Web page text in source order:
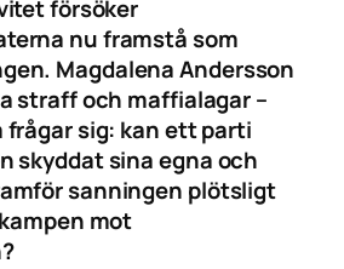
försöker
nu framstå som
Magdalena Andersson
straff och maffialagar –
sig: kan ett parti
skyddat sina egna och
sanningen plötsligt
mot